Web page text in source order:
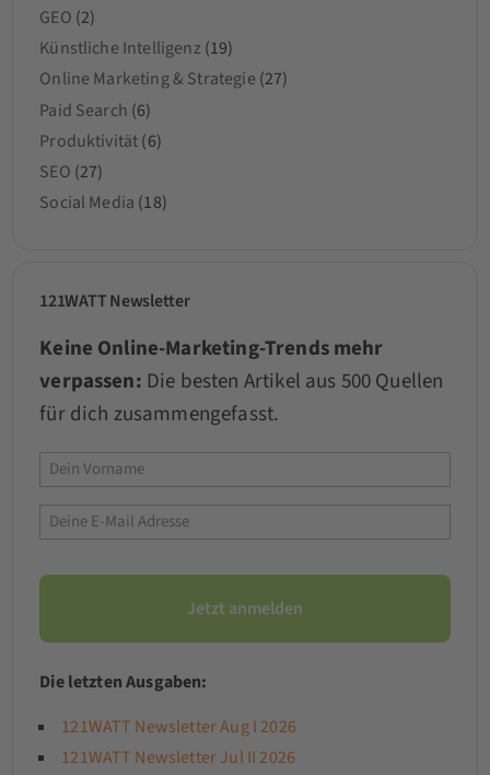
GEO (2)
Künstliche Intelligenz(19)
Online Marketing & Strategie (27)
Paid Search (6)
Produktivität(6)
SEO (27)
Social Media (18)
121WATT Newsletter
Keine Online-Marketing-Trends mehr
verpassen: Die besten Artikel aus 500 Quellen
für dich zusammengefasst.
Die letzten Ausgaben:
121WATT Newsletter Aug I 2026
121WATT Newsletter Jul II 2026